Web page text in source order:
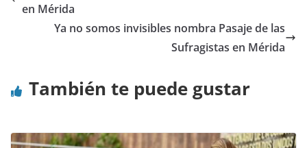
en Mérida
Ya no somos invisibles nombra Pasaje de las
Sufragistas en Mérida
También te puede gustar